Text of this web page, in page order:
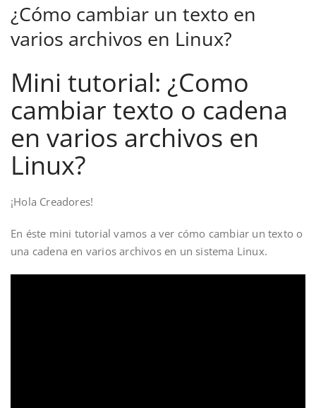
¿Cómo cambiar un texto en
varios archivos en Linux?
Mini tutorial: ¿Como
cambiar texto o cadena
en varios archivos en
Linux?
¡Hola Creadores!
En éste mini tutorial vamos a ver cómo cambiar un texto o
una cadena en varios archivos en un sistema Linux.